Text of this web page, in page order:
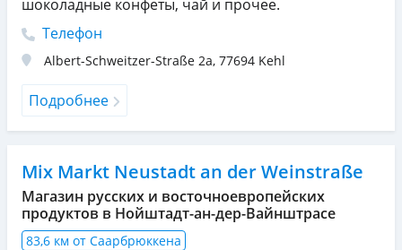
шоколадные конфеты, чай и прочее.
Телефон
Albert-Schweitzer-Straße 2a, 77694 Kehl
Подробнее
Mix Markt Neustadt an der Weinstraße
Магазин русских и восточноевропейских
продуктов в Нойштадт-ан-дер-Вайнштрасе
83,6 км от Саарбрюккена